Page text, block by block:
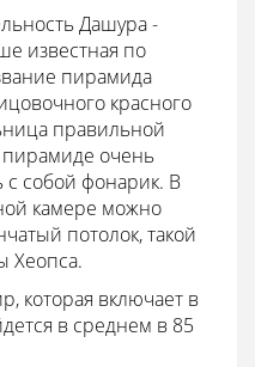
Дашура -
известная по
пирамида
красного
правильной
очень
с собой фонарик. В
камере можно
потолок, такой
Хеопса.
которая включает в
в среднем в 85